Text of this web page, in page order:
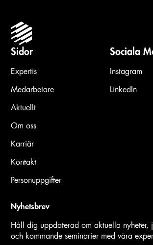
Sidor
Expertis
Medarbetare
Aktuellt
Om oss
Karriär
Kontakt
Personuppgifter
Sociala
Instagram
LinkedIn
Nyhetsbrev
Håll dig uppdaterad om aktuella nyheter,
och kommande seminarier med våra